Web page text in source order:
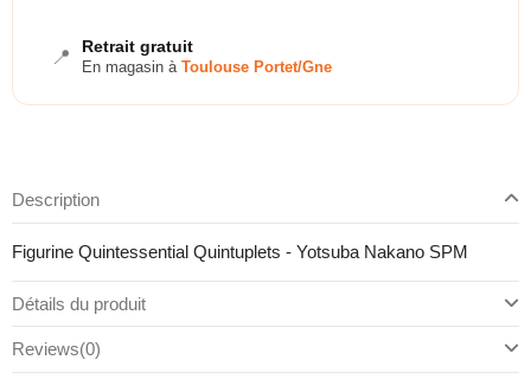
📍 Retrait gratuit
En magasin à Toulouse Portet/Gne
Description
Figurine Quintessential Quintuplets - Yotsuba Nakano SPM
Détails du produit
Reviews(0)